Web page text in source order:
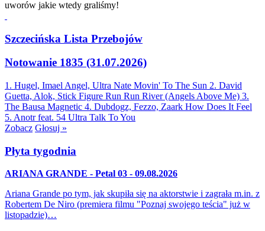
uworów jakie wtedy graliśmy!
Szczecińska Lista Przebojów
Notowanie 1835 (31.07.2026)
1. Hugel, Imael Angel, Ultra Nate Movin' To The Sun 2. David
Guetta, Alok, Stick Figure Run Run River (Angels Above Me) 3.
The Bausa Magnetic 4. Dubdogz, Fezzo, Zaark How Does It Feel
5. Anotr feat. 54 Ultra Talk To You
Zobacz Głosuj »
Płyta tygodnia
ARIANA GRANDE - Petal 03 - 09.08.2026
Ariana Grande po tym, jak skupiła się na aktorstwie i zagrała m.in. z
Robertem De Niro (premiera filmu "Poznaj swojego teścia" już w
listopadzie)…